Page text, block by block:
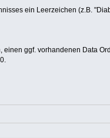
ein Leerzeichen (z.B.
ggf. vorhandenen Data